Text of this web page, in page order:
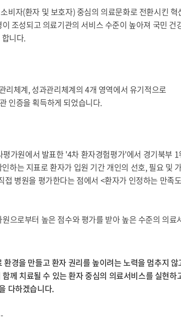
비자(환자 및 보호자) 중심의 의료문화로 전환시킨 혁
조성되고 의료기관의 서비스 수준이 높아져 국민 건
니다.
리체계, 성과관리체계의 4개 영역에서 유기적으로
인증을 획득하게 되었습니다.
가원에서 발표한 '4차 환자경험평가'에서 경기북부 1
하는 지표로 환자가 입원 기간 개인의 선호, 필요 및
병원을 평가한다는 점에서 <환자가 인정하는 만족
으로부터 높은 점수와 평가를 받아 높은 수준의 의료
경을 만들고 환자 권리를 높이려는 노력을 멈추지 않
께 치료될 수 있는 환자 중심의 의료서비스를 실현하
다하겠습니다.